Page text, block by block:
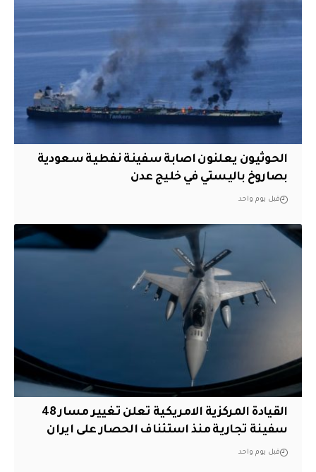
الحوثيون يعلنون اصابة سفينة نفطية سعودية
بصاروخ باليستي في خليج عدن
قبل يوم واحد
القيادة المركزية الامريكية تعلن تغيير مسار 48
سفينة تجارية منذ استئناف الحصار على ايران
قبل يوم واحد